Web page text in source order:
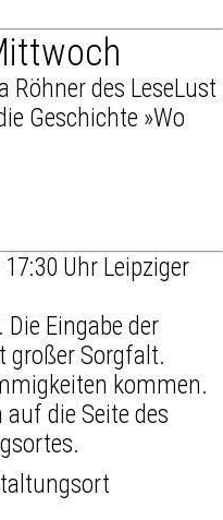
Röhner des LeseLust
Geschichte »Wo
Uhr Leipziger
Eingabe der
großer Sorgfalt.
kommen.
die Seite des